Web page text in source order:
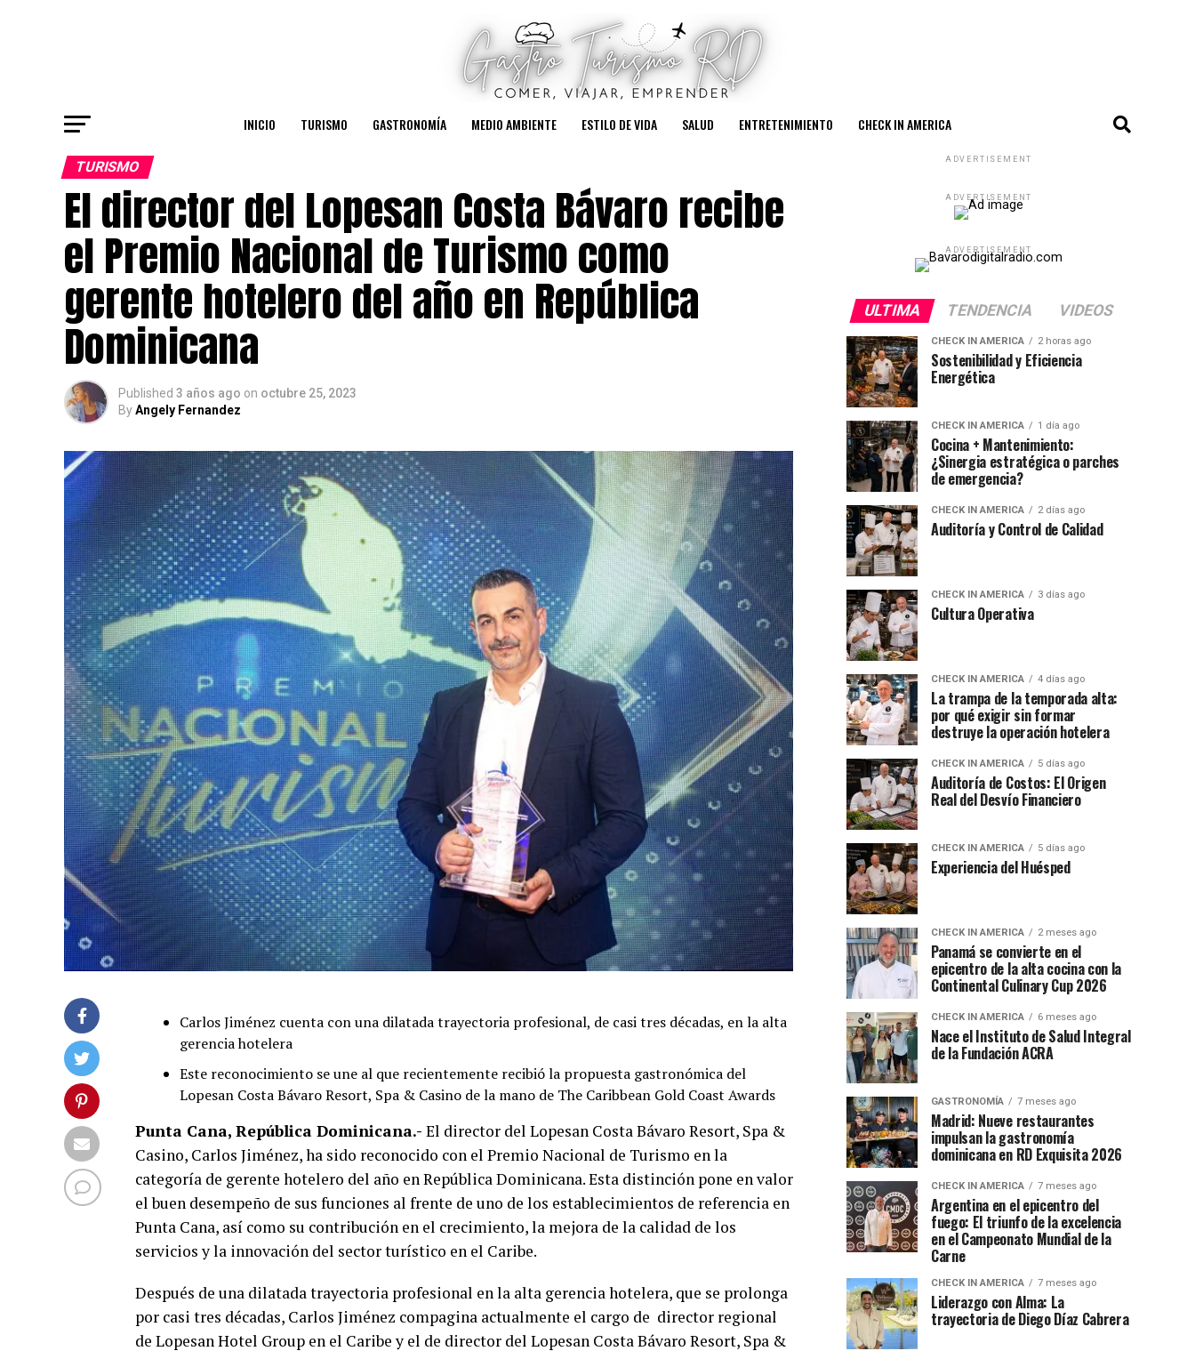
INICIO TURISMO GASTRONOMÍA MEDIO AMBIENTE ESTILO DE VIDA SALUD ENTRETENIMIENTO CHECK IN AMERICA
TURISMO
El director del Lopesan Costa Bávaro recibe
el Premio Nacional de Turismo como
gerente hotelero del año en República
Dominicana
Published 3 años ago on octubre 25, 2023
ByAngely Fernandez
Carlos Jiménez cuenta con una dilatada trayectoria profesional, de casi tres décadas, en la alta
gerencia hotelera
Este reconocimiento se une al que recientemente recibió la propuesta gastronómica del
Lopesan Costa Bávaro Resort, Spa & Casino de la mano de The Caribbean Gold Coast Awards
Punta Cana, República Dominicana.- El director del Lopesan Costa Bávaro Resort, Spa &
Casino, Carlos Jiménez, ha sido reconocido con el Premio Nacional de Turismo en la
categoría de gerente hotelero del año en República Dominicana. Esta distinción pone en valor
el buen desempeño de sus funciones al frente de uno de los establecimientos de referencia en
Punta Cana, así como su contribución en el crecimiento, la mejora de la calidad de los
servicios y la innovación del sector turístico en el Caribe.
Después de una dilatada trayectoria profesional en la alta gerencia hotelera, que se prolonga
por casi tres décadas, Carlos Jiménez compagina actualmente el cargo de director regional
de Lopesan Hotel Group en el Caribe y el de director del Lopesan Costa Bávaro Resort, Spa &
ADVERTISEMENT
ADVERTISEMENT
ADVERTISEMENT
ULTIMA TENDENCIA VIDEOS
CHECK IN AMERICA 2 horas ago
Sostenibilidad y Eficiencia
Energética
CHECK IN AMERICA 1 día ago
Cocina + Mantenimiento:
¿Sinergia estratégica o parches
de emergencia?
CHECK IN AMERICA 2 días ago
Auditoría y Control de Calidad
CHECK IN AMERICA 3 días ago
Cultura Operativa
CHECK IN AMERICA 4 días ago
La trampa de la temporada alta:
por qué exigir sin formar
destruye la operación hotelera
CHECK IN AMERICA 5 días ago
Auditoría de Costos: El Origen
Real del Desvío Financiero
CHECK IN AMERICA 5 días ago
Experiencia del Huésped
CHECK IN AMERICA 2 meses ago
Panamá se convierte en el
epicentro de la alta cocina con la
Continental Culinary Cup 2026
CHECK IN AMERICA 6 meses ago
Nace el Instituto de Salud Integral
de la Fundación ACRA
GASTRONOMÍA 7 meses ago
Madrid: Nueve restaurantes
impulsan la gastronomía
dominicana en RD Exquisita 2026
CHECK IN AMERICA 7 meses ago
Argentina en el epicentro del
fuego: El triunfo de la excelencia
en el Campeonato Mundial de la
Carne
CHECK IN AMERICA 7 meses ago
Liderazgo con Alma: La
trayectoria de Diego Díaz Cabrera